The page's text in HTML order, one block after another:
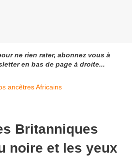
ne rien rater, abonnez vous à
en bas de page à droite...
Britanniques
noire et les yeux